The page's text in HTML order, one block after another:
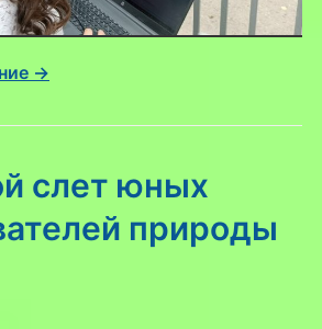
→
слет юных
природы